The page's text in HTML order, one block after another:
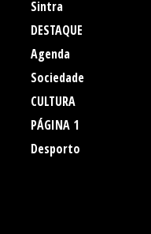
Sintra
DESTAQUE
Agenda
Sociedade
CULTURA
PÁGINA 1
Desporto